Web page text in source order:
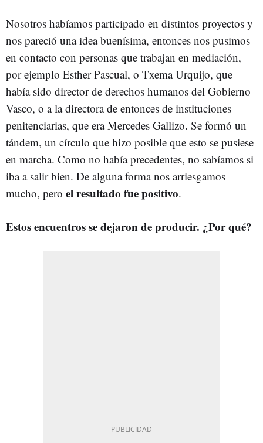
Nosotros habíamos participado en distintos proyectos y
nos pareció una idea buenísima, entonces nos pusimos
en contacto con personas que trabajan en mediación,
por ejemplo Esther Pascual, o Txema Urquijo, que
había sido director de derechos humanos del Gobierno
Vasco, o a la directora de entonces de instituciones
penitenciarias, que era Mercedes Gallizo. Se formó un
tándem, un círculo que hizo posible que esto se pusiese
en marcha. Como no había precedentes, no sabíamos si
iba a salir bien. De alguna forma nos arriesgamos
mucho, pero el resultado fue positivo.
Estos encuentros se dejaron de producir. ¿Por qué?